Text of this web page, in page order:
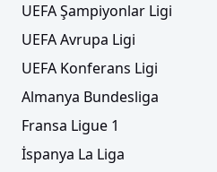
UEFA Şampiyonlar Ligi
UEFA Avrupa Ligi
UEFA Konferans Ligi
Almanya Bundesliga
Fransa Ligue 1
İspanya La Liga